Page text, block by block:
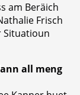
am Beräich
Frisch
Situatioun
all meng